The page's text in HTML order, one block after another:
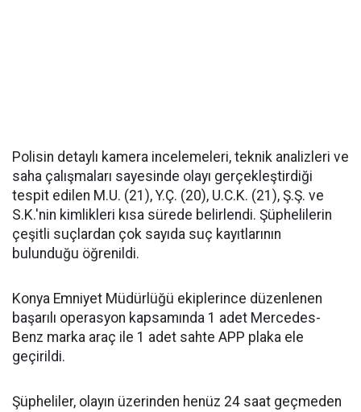
Polisin detaylı kamera incelemeleri, teknik analizleri ve
saha çalışmaları sayesinde olayı gerçekleştirdiği
tespit edilen M.U. (21), Y.Ç. (20), U.C.K. (21), Ş.Ş. ve
S.K.'nin kimlikleri kısa sürede belirlendi. Şüphelilerin
çeşitli suçlardan çok sayıda suç kayıtlarının
bulunduğu öğrenildi.
Konya Emniyet Müdürlüğü ekiplerince düzenlenen
başarılı operasyon kapsamında 1 adet Mercedes-
Benz marka araç ile 1 adet sahte APP plaka ele
geçirildi.
Şüpheliler, olayın üzerinden henüz 24 saat geçmeden